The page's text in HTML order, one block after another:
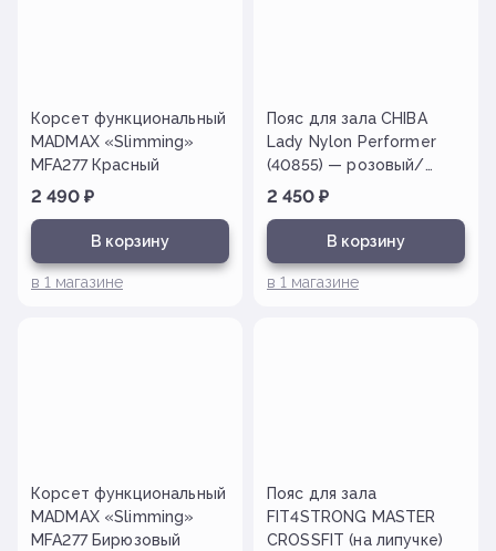
Корсет функциональный
MADMAX «Slimming»
MFA277 Красный
2 490 ₽
В корзину
в 1 магазине
Пояс для зала CHIBA
Lady Nylon Performer
(40855) — розовый/
нейлон (на липучке)
2 450 ₽
В корзину
в 1 магазине
Корсет функциональный
MADMAX «Slimming»
MFA277 Бирюзовый
Пояс для зала
FIT4STRONG MASTER
CROSSFIT (на липучке)